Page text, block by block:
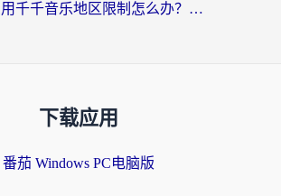
在新西兰用千千音乐地区限制怎么办？海外华人必备的回国加速解决方案
下载应用
番茄 Windows PC电脑版